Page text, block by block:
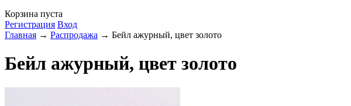
Корзина пуста
Регистрация Вход
Главная → Распродажа → Бейл ажурный, цвет золото
Бейл ажурный, цвет золото